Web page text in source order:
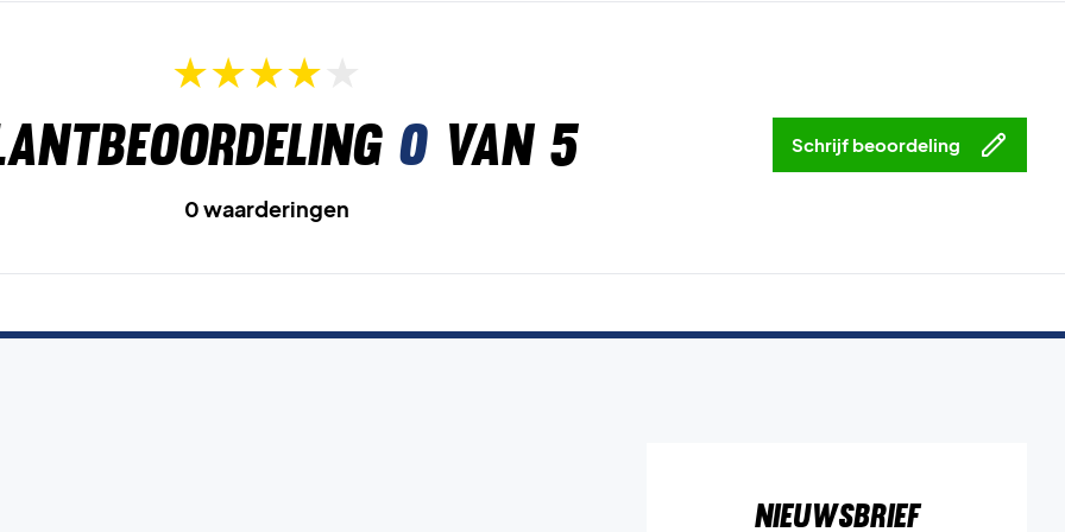
0van 5 Schrijf beoordeling
0 waarderingen
Nieuwsbrief